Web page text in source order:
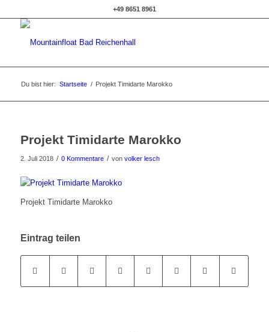
+49 8651 8961
Du bist hier: Startseite / Projekt Timidarte Marokko
Projekt Timidarte Marokko
2. Juli 2018 / 0 Kommentare / von volker lesch
Projekt Timidarte Marokko
Eintrag teilen